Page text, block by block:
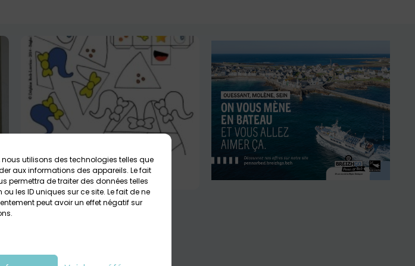
nous utilisons des technologies telles que
aux informations des appareils. Le fait
permettra de traiter des données telles
les ID uniques sur ce site. Le fait de ne
peut avoir un effet négatif sur
Jeu à créer